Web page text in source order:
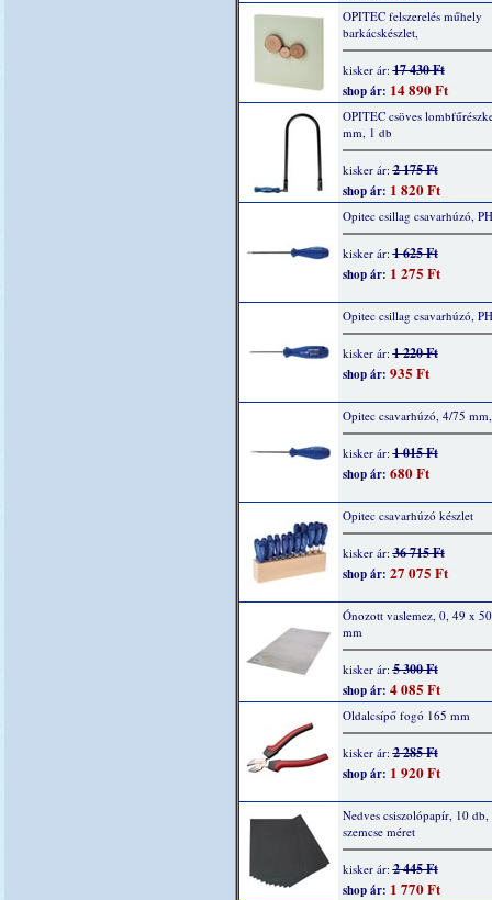
OPITEC felszerelés műhely
barkácskészlet,
kisker ár:17 430 Ft
shop ár: 14 890 Ft
OPITEC csöves
mm, 1 db
kisker ár:2 175 Ft
shop ár: 1 820 Ft
Opitec csillag csavarhúzó,
kisker ár:1 625 Ft
shop ár: 1 275 Ft
Opitec csillag csavarhúzó,
kisker ár:1 220 Ft
shop ár: 935 Ft
Opitec csavarhúzó, 4/75
kisker ár:1 015 Ft
shop ár: 680 Ft
Opitec csavarhúzó készlet
kisker ár:36 715 Ft
shop ár: 27 075 Ft
Ónozott vaslemez, 0, 49 x
mm
kisker ár:5 300 Ft
shop ár: 4 085 Ft
Oldalcsípő fogó 165 mm
kisker ár:2 285 Ft
shop ár: 1 920 Ft
Nedves csiszolópapír, 10 db,
szemcse méret
kisker ár:2 445 Ft
shop ár: 1 770 Ft